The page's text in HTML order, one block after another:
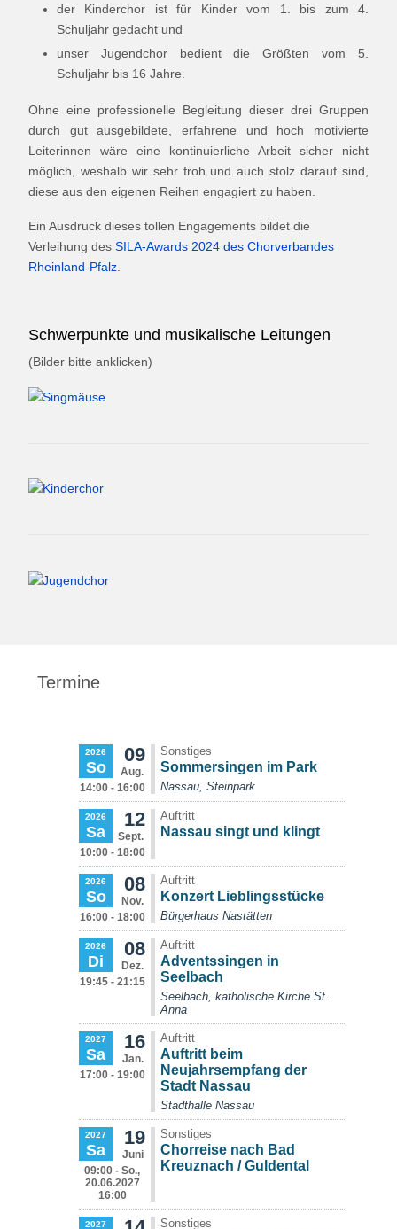
der Kinderchor ist für Kinder vom 1. bis zum 4.
Schuljahr gedacht und
unser Jugendchor bedient die Größten vom 5.
Schuljahr bis 16 Jahre.
Ohne eine professionelle Begleitung dieser drei Gruppen
durch gut ausgebildete, erfahrene und hoch motivierte
Leiterinnen wäre eine kontinuierliche Arbeit sicher nicht
möglich, weshalb wir sehr froh und auch stolz darauf sind,
diese aus den eigenen Reihen engagiert zu haben.
Ein Ausdruck dieses tollen Engagements bildet die
Verleihung des SILA-Awards 2024 des Chorverbandes
Rheinland-Pfalz
Schwerpunkte und musikalische Leitungen
(Bilder bitte anklicken)
Termine